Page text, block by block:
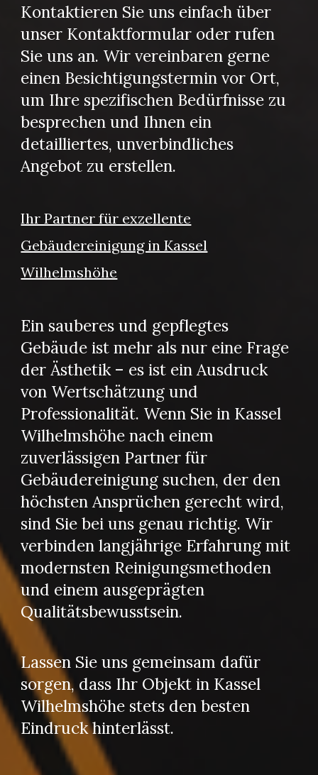
Kontaktieren Sie uns einfach über
unser Kontaktformular oder rufen
Sie uns an. Wir vereinbaren gerne
einen Besichtigungstermin vor Ort,
um Ihre spezifischen Bedürfnisse zu
besprechen und Ihnen ein
detailliertes, unverbindliches
Angebot zu erstellen.
Ihr Partner für exzellente
Gebäudereinigung in Kassel
Wilhelmshöhe
Ein sauberes und gepflegtes
Gebäude ist mehr als nur eine Frage
der Ästhetik – es ist ein Ausdruck
von Wertschätzung und
Professionalität. Wenn Sie in Kassel
Wilhelmshöhe nach einem
zuverlässigen Partner für
Gebäudereinigung suchen, der den
höchsten Ansprüchen gerecht wird,
sind Sie bei uns genau richtig. Wir
verbinden langjährige Erfahrung mit
modernsten Reinigungsmethoden
und einem ausgeprägten
Qualitätsbewusstsein.
Lassen Sie uns gemeinsam dafür
sorgen, dass Ihr Objekt in Kassel
Wilhelmshöhe stets den besten
Eindruck hinterlässt.